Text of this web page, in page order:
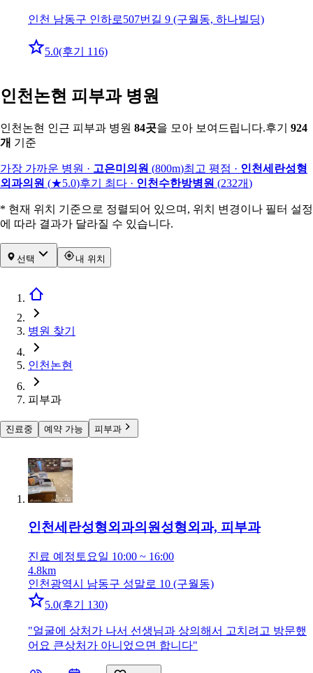
인천 남동구 인하로507번길 9 (구월동, 하나빌딩)
5.0(후기 116)
인천논현 피부과 병원
인천논현 인근 피부과 병원 84곳을 모아 보여드립니다.후기
924
개 기준
가장 가까운 병원 · 고은미의원 (800m)최고 평점 · 인천세란성형
외과의원 (★5.0)후기 최다 · 인천수한방병원 (232개)
* 현재 위치 기준으로 정렬되어 있으며, 위치 변경이나 필터 설정
에 따라 결과가 달라질 수 있습니다.
선택 내 위치
병원 찾기
인천논현
피부과
진료중 예약 가능 피부과
인천세란성형외과의원성형외과, 피부과
진료 예정 토요일 10:00 ~ 16:00
4.8km
인천광역시 남동구 성말로 10 (구월동)
5.0(후기 130)
"얼굴에 상처가 나서 선생님과 상의해서 고치려고 방문했
어요 큰상처가 아니었으면 합니다"